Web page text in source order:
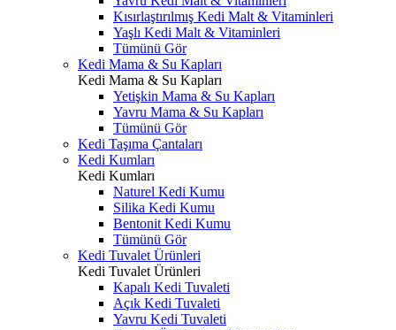
Kısırlaştırılmış Kedi Malt & Vitaminleri
Yaşlı Kedi Malt & Vitaminleri
Tümünü Gör
Kedi Mama & Su Kapları
Kedi Mama & Su Kapları
Yetişkin Mama & Su Kapları
Yavru Mama & Su Kapları
Tümünü Gör
Kedi Taşıma Çantaları
Kedi Kumları
Kedi Kumları
Naturel Kedi Kumu
Silika Kedi Kumu
Bentonit Kedi Kumu
Tümünü Gör
Kedi Tuvalet Ürünleri
Kedi Tuvalet Ürünleri
Kapalı Kedi Tuvaleti
Açık Kedi Tuvaleti
Yavru Kedi Tuvaleti